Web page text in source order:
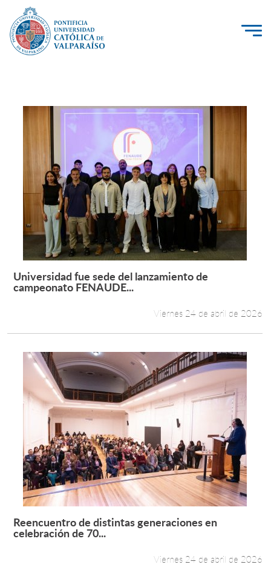
PUCV Internacional
Vinculación con el Medio
Admisión
Pregrado
Postgrado
Formación Continua
Funcionarios
Alumni
English
Leer más +
Universidad fue sede del lanzamiento de
campeonato FENAUDE...
Viernes 24 de abril de 2026
Leer más +
Reencuentro de distintas generaciones en
celebración de 70...
Viernes 24 de abril de 2026